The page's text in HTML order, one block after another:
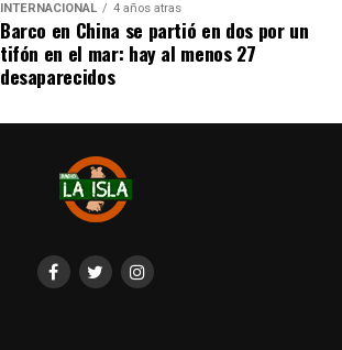
INTERNACIONAL 4 años atras
Barco en China se partió en dos por un
tifón en el mar: hay al menos 27
desaparecidos